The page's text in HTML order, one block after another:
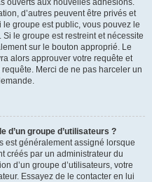
ouverts aux nouvelles adhésions.
d’autres peuvent être privés et
le groupe est public, vous pouvez le
le groupe est restreint et nécessite
sur le bouton approprié. Le
alors approuver votre requête et
Merci de ne pas harceler un
d’un groupe d’utilisateurs ?
est généralement assigné lorsque
créés par un administrateur du
d’un groupe d’utilisateurs, votre
Essayez de le contacter en lui